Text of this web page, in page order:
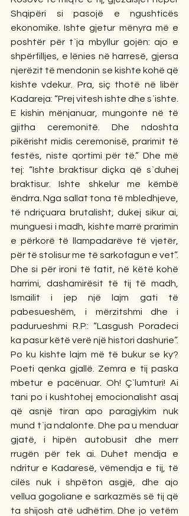
Shqipëri si pasojë e ngushticës
ekonomike. Ishte gjetur mënyra më e
poshtër për t`ja mbyllur gojën: ajo e
shpërfilljes, e lënies në harresë, gjersa
njerëzit të mendonin se kishte kohë që
kishte vdekur. Pra, siç thotë në libër
E kishin mënjanuar, mungonte në të
gjitha ceremonitë. Dhe ndoshta
pikërisht midis ceremonisë, prarimit të
festës, niste qortimi për të.” Dhe më
tej: “Ishte braktisur diçka që s`duhej
braktisur. Ishte shkelur me këmbë
ëndrra. Nga sallat tona të mbledhjeve,
të ndriçuara brutalisht, dukej sikur ai,
munguesi i madh, kishte marrë prarimin
e përkorë të llampadarëve të vjetër,
për të stolisur me të sarkofagun e vet”.
Dhe si për ironi të fatit, në këtë kohë
harrimi, dashamirësit të tij të madh,
Ismailit i jep një lajm gati të
pabesueshëm, i mërzitshmi dhe i
padurueshmi R.P.: “Lasgush Poradeci
ka pasur këtë verë një histori dashurie”.
Po ku kishte lajm më të bukur se ky?
Poeti qenka gjallë. Zemra e tij paska
mbetur e pacënuar. Oh! Ç`lumturi! Ai
tani po i kushtohej emocionalisht asaj
që asnjë tiran apo paragjykim nuk
mund t`ja ndalonte. Dhe pa u menduar
gjatë, i hipën autobusit dhe merr
rrugën për tek ai. Duhet mendja e
ndritur e Kadaresë, vëmendja e tij, të
cilës nuk i shpëton asgjë, dhe ajo
vellua gogoliane e sarkazmës së tij që
ta shijosh atë udhëtim. Dhe jo vetëm